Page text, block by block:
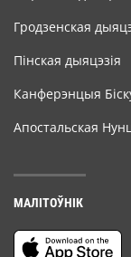
Гродзенская
Пінская дыяцэзія
Канферэнцыя
Апостальская
МАЛІТОЎНІК